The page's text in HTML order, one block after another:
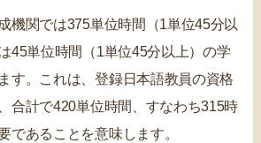
機関では375単位時間（1単位45分以
45単位時間（1単位45分以上）の学
す。これは、登録日本語教員の資格
合計で420単位時間、すなわち315時
であることを意味します。